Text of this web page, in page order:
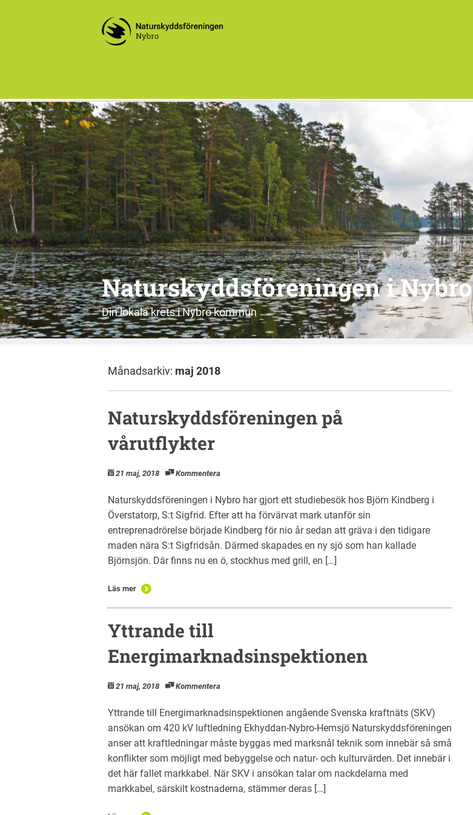
Naturskyddsföreningen i Nybro
Din lokala krets i Nybro kommun
Månadsarkiv: maj 2018
Naturskyddsföreningen på
vårutflykter
21 maj, 2018 Kommentera
Naturskyddsföreningen i Nybro har gjort ett studiebesök hos Björn Kindberg i
Överstatorp, S:t Sigfrid. Efter att ha förvärvat mark utanför sin
entreprenadrörelse började Kindberg för nio år sedan att gräva i den tidigare
maden nära S:t Sigfridsån. Därmed skapades en ny sjö som han kallade
Björnsjön. Där finns nu en ö, stockhus med grill, en […]
Läs mer
Yttrande till
Energimarknadsinspektionen
21 maj, 2018 Kommentera
Yttrande till Energimarknadsinspektionen angående Svenska kraftnäts (SKV)
ansökan om 420 kV luftledning Ekhyddan-Nybro-Hemsjö Naturskyddsföreningen
anser att kraftledningar måste byggas med marksnål teknik som innebär så små
konflikter som möjligt med bebyggelse och natur- och kulturvärden. Det innebär i
det här fallet markkabel. När SKV i ansökan talar om nackdelarna med
markkabel, särskilt kostnaderna, stämmer deras […]